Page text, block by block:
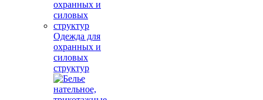
Одежда для
охранных и
силовых
структур